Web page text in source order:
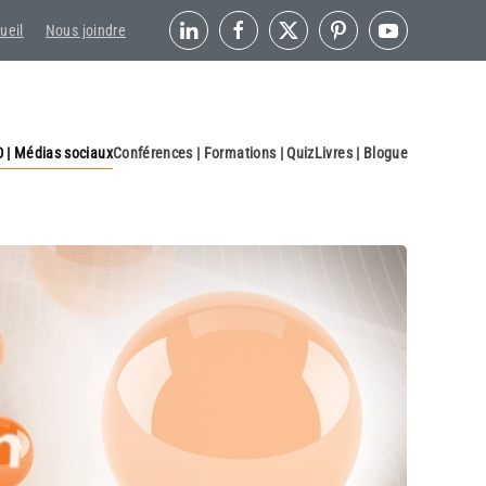
Nous joindre
| Médias sociauxConférences | Formations | QuizLivres | Blogue